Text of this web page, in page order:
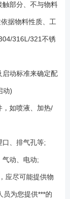
部分、不与物料
据物料性质、工
316L/321不锈
动标准来确定配
动)
如喷液、加热/
、排气孔等;
动、电动;
应尽可能提供物
员为您提供***的